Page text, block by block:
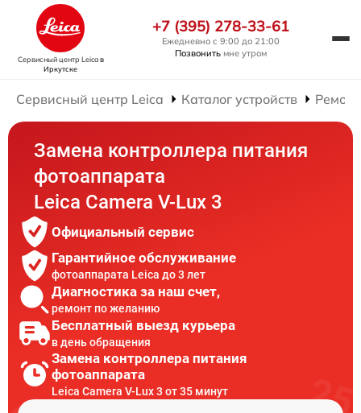
Сервисный центр Leicaв
Иркутске
+7 (395) 278-33-61
Ежедневно с 9:00 до 21:00
Позвонить мне утром
Сервисный центр Leica Каталог устройств
Замена контроллера питания
фотоаппарата
Leica Camera V-Lux 3
Официальный сервис
Гарантийное обслуживание
фотоаппарата Leica до 3 лет
Диагностика за наш счет,
ремонт по желанию
Бесплатный выезд курьера
в день обращения
Замена контроллера питания
фотоаппарата
Leica Camera V-Lux 3 от 35 минут